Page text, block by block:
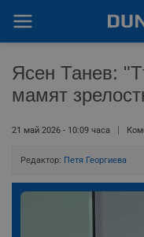
Ясен Танев:
мамят
21 май 2026 - 10:09 часа
Редактор: Петя Георгиева